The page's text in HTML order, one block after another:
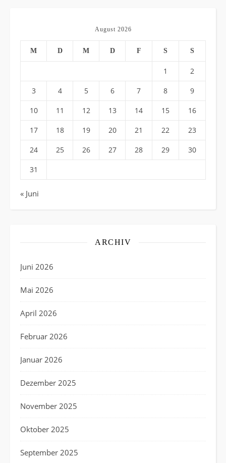
August 2026
M D M D F S S
1 2
3 4 5 6 7 8 9
10 11 12 13 14 15 16
17 18 19 20 21 22 23
24 25 26 27 28 29 30
31
« Juni
ARCHIV
Juni 2026
Mai 2026
April 2026
Februar 2026
Januar 2026
Dezember 2025
November 2025
Oktober 2025
September 2025